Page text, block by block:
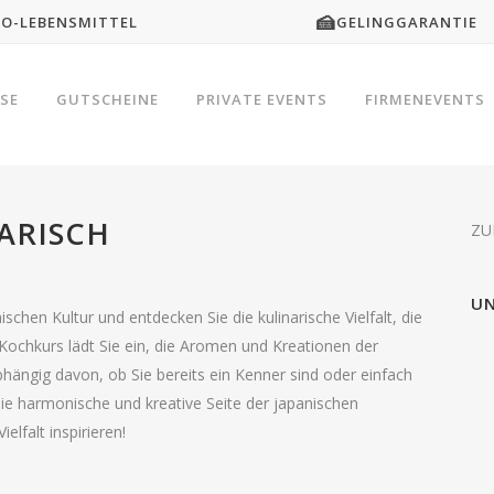
LEBENSMITTEL 🍰GELINGGARANTIE
GUTSCHEINE PRIVATE EVENTS FIRMENEVENTS
Kultur und entdecken Sie die kulinarische Vielfalt, die
lädt Sie ein, die Aromen und Kreationen der
davon, ob Sie bereits ein Kenner sind oder einfach
harmonische und kreative Seite der japanischen
inspirieren!